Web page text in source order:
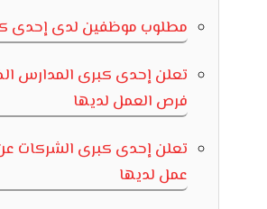
مطلوب موظفين لدى إحدى
تعلن إحدى كبرى المدارس
فرص العمل لديها
تعلن إحدى كبرى الشركات
عمل لديها